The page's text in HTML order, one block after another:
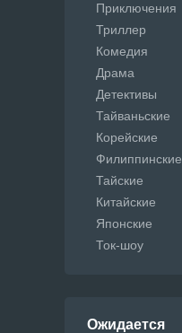
Приключения
Триллер
Комедия
Драма
Детективы
Тайваньские
Корейские
Филиппинские
Тайские
Китайские
Японские
Ток-шоу
Ожидается